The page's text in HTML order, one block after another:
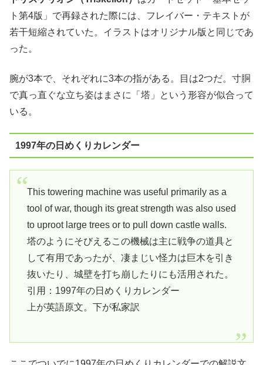
ト第4版」で再録された際には、フレイバー・テキストが
若干短縮されていた。イラストはオリジナル版と同じであ
った。
腕が3本で、それぞれに3本の指がある。目は2つだ。寸胴
で真っ直ぐな立ち姿はまさに「塔」という形容が似合って
いる。
1997年の日めくりカレンダー
This towering machine was useful primarily as a
tool of war, though its great strength was also used
to uproot large trees or to pull down castle walls.
塔のようにそびえるこの機械は主に戦争の道具と
して有用であったが、凄まじい怪力は巨木を引き
抜いたり、城壁を打ち崩したりにも活用された。
引用：1997年の日めくりカレンダー
上が英語原文。下が私家訳